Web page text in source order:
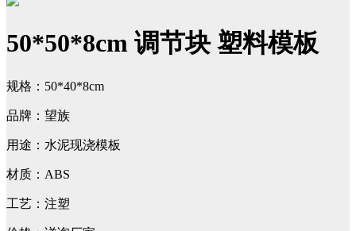
50*50*8cm 调节块 塑料模板
规格：50*40*8cm
品牌：望族
用途：水泥现浇模板
材质：ABS
工艺：注塑